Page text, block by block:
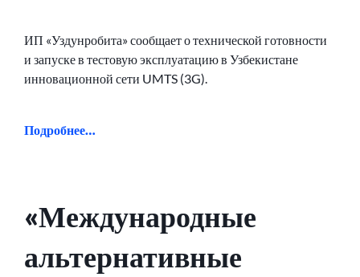
ИП «Уздунробита» сообщает о технической готовности
и запуске в тестовую эксплуатацию в Узбекистане
инновационной сети UMTS (3G).
Подробнее…
«Международные
альтернативные